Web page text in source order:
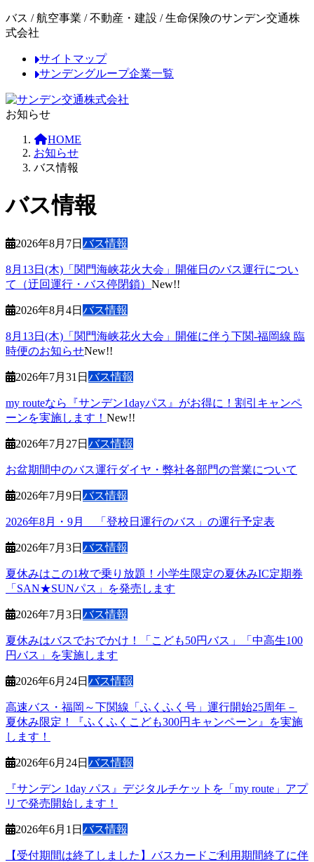
コ
ン
へ
ス
キ
ナ
ビ
ョ
ン
に
バス / 航空事業 / 不動産・建設 / 生命保険のサンデン交通株
式会社
サイトマップ
サンデングループ企業一覧
お知らせ
HOME
お知らせ
バス情報
バス情報
2026年8月7日 バス情報
8月13日(木)「関門海峡花火大会」開催日のバス運行につい
て（迂回運行・バス停閉鎖） New!!
2026年8月4日 バス情報
8月13日(木)「関門海峡花火大会」開催に伴う下関-福岡線 臨
時便のお知らせNew!!
2026年7月31日 バス情報
my routeなら『サンデン1dayパス』がお得に！割引キャンペ
ーンを実施します！ New!!
2026年7月27日 バス情報
お盆期間中のバス運行ダイヤ・弊社各部門の営業について
2026年7月9日 バス情報
2026年8月・9月 「登校日運行のバス」の運行予定表
2026年7月3日 バス情報
夏休みはこの1枚で乗り放題！小学生限定の夏休みIC定期券
「SAN★SUNパス」を発売します
2026年7月3日 バス情報
夏休みはバスでおでかけ！「こども50円バス」「中高生100
円バス」を実施します
2026年6月24日 バス情報
高速バス・福岡～下関線「ふくふく号」運行開始25周年－
夏休み限定！『ふくふくこども300円キャンペーン』を実施
します！
2026年6月24日 バス情報
『サンデン 1day パス』デジタルチケットを「my route」アプ
リで発売開始します！
2026年6月1日 バス情報
【受付期間は終了しました】バスカードご利用期間終了に伴